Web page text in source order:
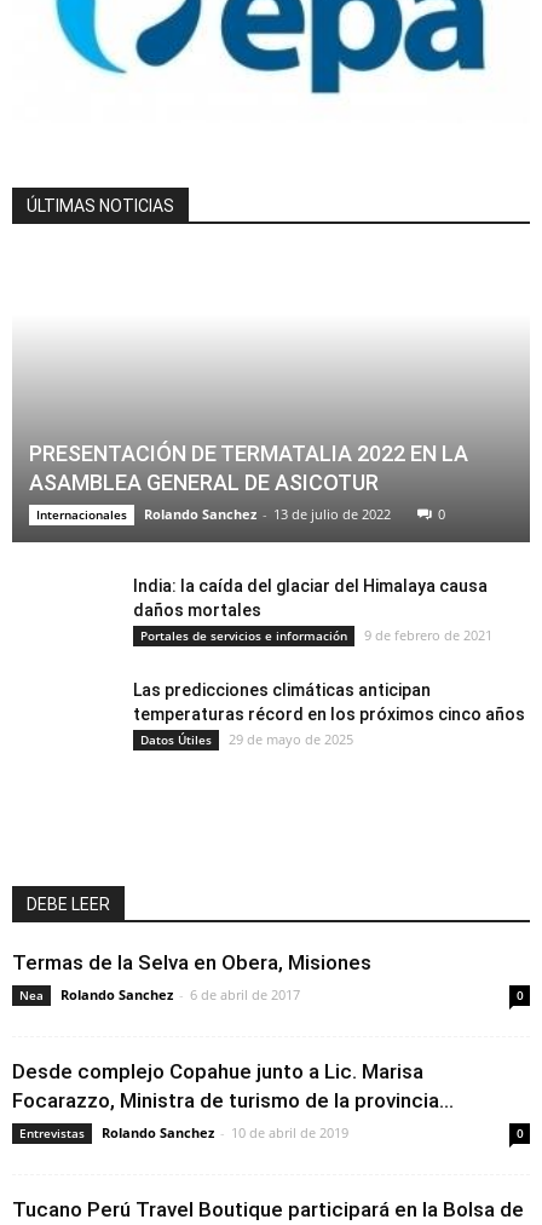
ÚLTIMAS NOTICIAS
PRESENTACIÓN DE TERMATALIA 2022 EN LA
ASAMBLEA GENERAL DE ASICOTUR
Internacionales Rolando Sanchez - 13 de julio de 2022 0
India: la caída del glaciar del Himalaya causa
daños mortales
Portales de servicios e información 9 de febrero de 2021
Las predicciones climáticas anticipan
temperaturas récord en los próximos cinco años
Datos Útiles 29 de mayo de 2025
DEBE LEER
Termas de la Selva en Obera, Misiones
Nea Rolando Sanchez - 6 de abril de 2017 0
Desde complejo Copahue junto a Lic. Marisa
Focarazzo, Ministra de turismo de la provincia...
Entrevistas Rolando Sanchez - 10 de abril de 2019 0
Tucano Perú Travel Boutique participará en la Bolsa de